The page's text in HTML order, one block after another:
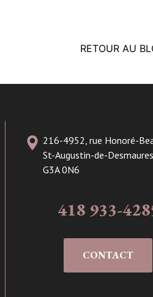
RETOUR AU
216-4952, rue Honoré-
St-Augustin-de-
G3A 0N6
418 933-
CONTACT